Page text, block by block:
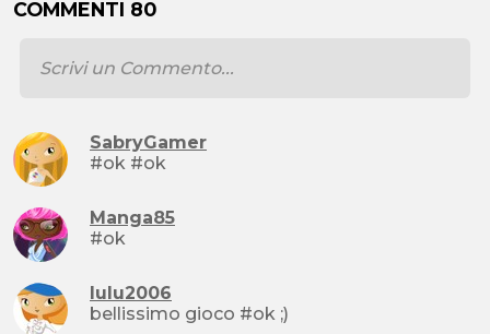
COMMENTI 80
SabryGamer
#ok #ok
Manga85
#ok
lulu2006
bellissimo gioco #ok ;)